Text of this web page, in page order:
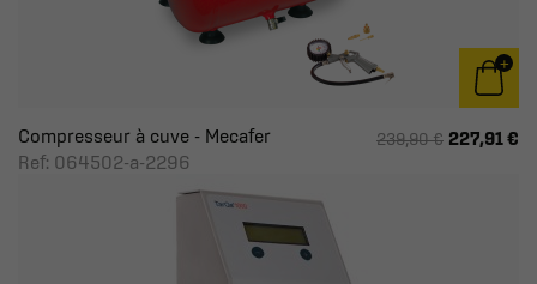
Compresseur à cuve - Mecafer
Ref: 064502-a-2296
239,90 € 227,91 €